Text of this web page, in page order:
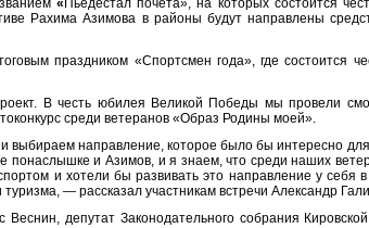
« Пьедестал почета», на которых состоится
Рахима Азимова в районы будут направлены
праздником «Спортсмен года», где состоится
В честь юбилея Великой Победы мы провели
среди ветеранов «Образ Родины моей».
выбираем направление, которое было бы интересно
и Азимов, и я знаем, что среди наших
и хотели бы развивать это направление у
— рассказал участникам встречи Александр
депутат Законодательного собрания